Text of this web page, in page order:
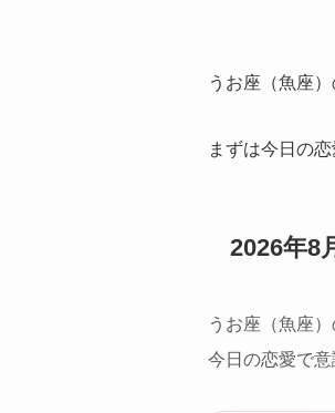
うお座（魚座
まずは今日の
2026年8
うお座（魚座
今日の恋愛で